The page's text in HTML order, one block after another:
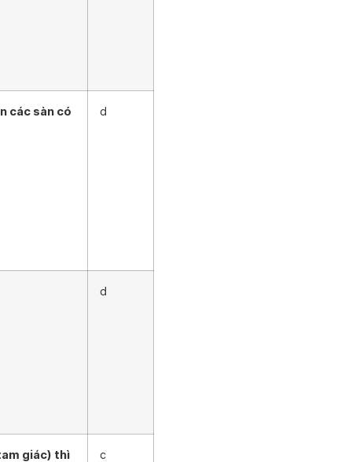
các sàn có d
d
giác) thì c